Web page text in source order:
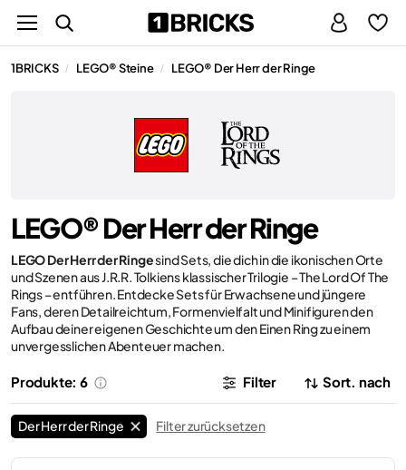
1BRICKS / LEGO® Steine / LEGO® Der Herr der Ringe
LEGO® Der Herr der Ringe
LEGO Der Herr der Ringesind Sets, die dich in die ikonischen Orte
und Szenen aus J.R.R. Tolkiens klassischer Trilogie – The Lord Of The
Rings – entführen. Entdecke Sets für Erwachsene und jüngere
Fans, deren Detailreichtum, Formenvielfalt und Minifiguren den
Aufbau deiner eigenen Geschichte um den Einen Ring zu einem
unvergesslichen Abenteuer machen.
Produkte: 6 Filter Sort. nach
Der Herr der Ringe Filter zurücksetzen